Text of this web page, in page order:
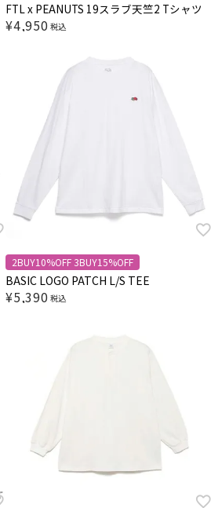
FTL x PEANUTS 19スラブ天竺2 Tシャツ
¥4,950 税込
2BUY10%OFF 3BUY15%OFF
BASIC LOGO PATCH L/S TEE
¥5,390 税込